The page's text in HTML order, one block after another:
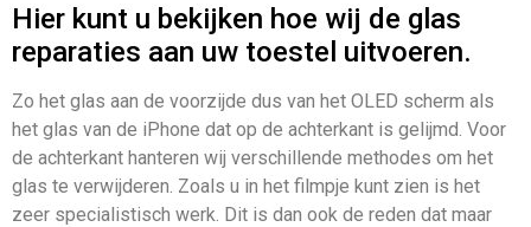
Hier kunt u bekijken hoe wij de glas
reparaties aan uw toestel uitvoeren.
Zo het glas aan de voorzijde dus van het OLED scherm als
het glas van de iPhone dat op de achterkant is gelijmd. Voor
de achterkant hanteren wij verschillende methodes om het
glas te verwijderen. Zoals u in het filmpje kunt zien is het
zeer specialistisch werk. Dit is dan ook de reden dat maar